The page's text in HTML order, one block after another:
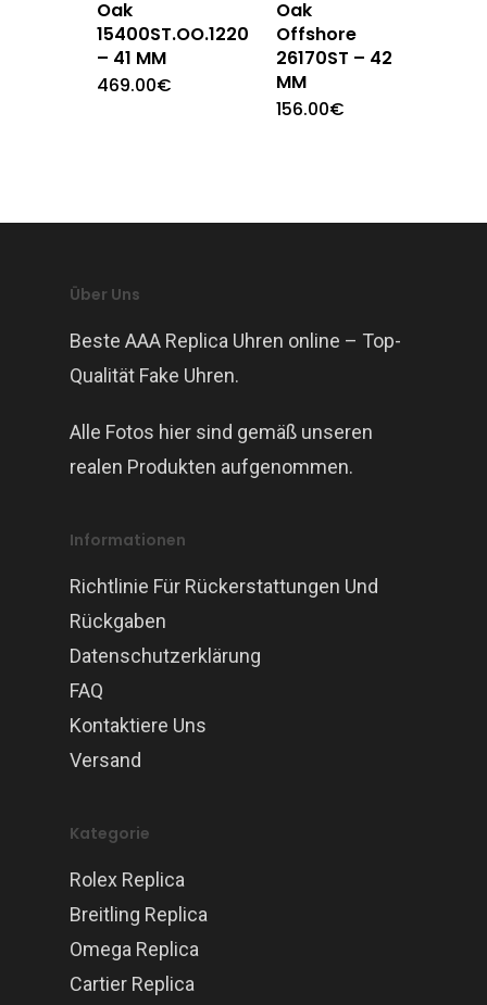
Oak
15400ST.OO.1220ST.03
– 41 MM
469.00€
Oak
Offshore
26170ST – 42
MM
156.00€
Über Uns
Beste AAA Replica Uhren online – Top-
Qualität Fake Uhren.
Alle Fotos hier sind gemäß unseren
realen Produkten aufgenommen.
Informationen
Richtlinie Für Rückerstattungen Und
Rückgaben
Datenschutzerklärung
FAQ
Kontaktiere Uns
Versand
Kategorie
Rolex Replica
Breitling Replica
Omega Replica
Cartier Replica